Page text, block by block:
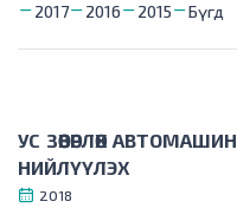
УС ЗӨӨВӨРЛӨХ АВТОМАШИН
НИЙЛҮҮЛЭХ
2018
2017
2016 2015 Бүгд